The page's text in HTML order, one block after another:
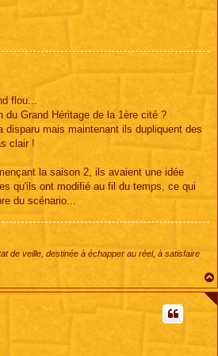
flou...
du Grand Héritage de la 1ère cité ?
disparu mais maintenant ils dupliquent des
clair !
la saison 2, ils avaient une idée
qu'ils ont modifié au fil du temps, ce qui
du scénario...
de veille, destinée à échapper au réel, à satisfaire